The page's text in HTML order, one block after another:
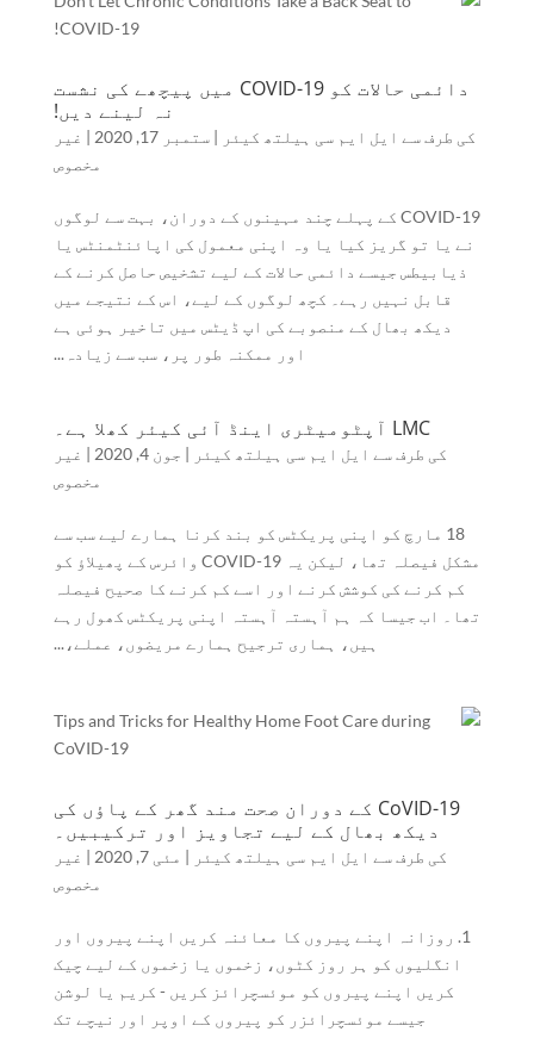
دائمی حالات کو COVID-19 میں پیچھے کی نشست
نہ لینے دیں!
کی طرف سے ایل ایم سی ہیلتھ کیئر |ستمبر 17, 2020 | غیر
مخصوص
COVID-19 کے پہلے چند مہینوں کے دوران، بہت سے لوگوں
نے یا تو گریز کیا یا وہ اپنی معمول کی اپائنٹمنٹس یا
ذیابیطس جیسے دائمی حالات کے لیے تشخیص حاصل کرنے کے
قابل نہیں رہے۔ کچھ لوگوں کے لیے، اس کے نتیجے میں
دیکھ بھال کے منصوبے کی اپ ڈیٹس میں تاخیر ہوئی ہے
اور ممکنہ طور پر، سب سے زیادہ...
LMC آپٹومیٹری اینڈ آئی کیئر کھلا ہے۔
کی طرف سے ایل ایم سی ہیلتھ کیئر | جون 4, 2020 | غیر
مخصوص
18 مارچ کو اپنی پریکٹس کو بند کرنا ہمارے لیے سب سے
مشکل فیصلہ تھا، لیکن یہ COVID-19 وائرس کے پھیلاؤ کو
کم کرنے کی کوشش کرنے اور اسے کم کرنے کا صحیح فیصلہ
تھا۔ اب جیسا کہ ہم آہستہ آہستہ اپنی پریکٹس کھول رہے
ہیں، ہماری ترجیح ہمارے مریضوں، عملے،...
CoVID-19 کے دوران صحت مند گھر کے پاؤں کی
دیکھ بھال کے لیے تجاویز اور ترکیبیں۔
کی طرف سے ایل ایم سی ہیلتھ کیئر | مئی 7, 2020 | غیر
مخصوص
1. روزانہ اپنے پیروں کا معائنہ کریں اپنے پیروں اور
انگلیوں کو ہر روز کٹوں، زخموں یا زخموں کے لیے چیک
کریں اپنے پیروں کو موئسچرائز کریں - کریم یا لوشن
جیسے موئسچرائزر کو پیروں کے اوپر اور نیچے تک